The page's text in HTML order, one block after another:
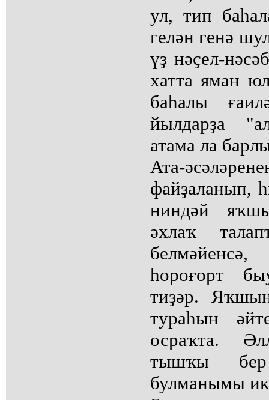
ул, тип
гелән генә
үҙ нәҫел-
хатта яман
баһалы
йылдарҙа
атама ла
Ата-
файҙаланып,
ниндәй
әхлаҡ
һороғорт
тиҙәр.
тураһын
осраҡта.
тышҡы
булманымы